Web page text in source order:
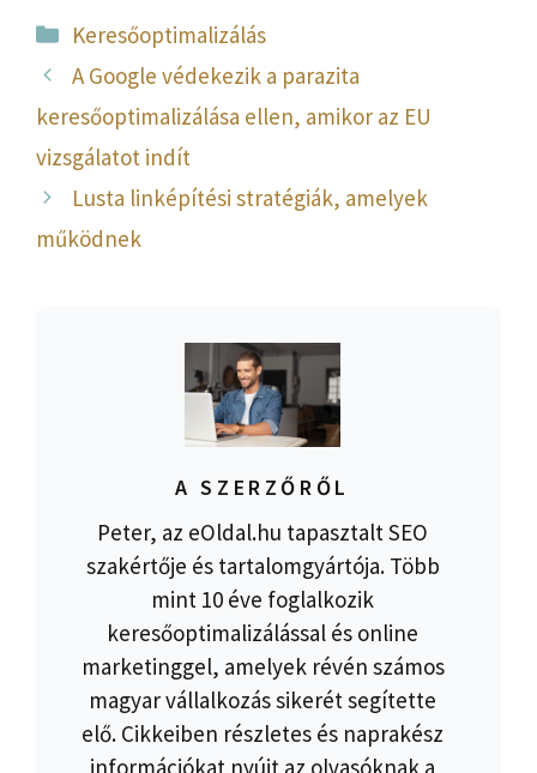
Kategória
Keresőoptimalizálás
A Google védekezik a parazita
keresőoptimalizálása ellen, amikor az EU
vizsgálatot indít
Lusta linképítési stratégiák, amelyek
működnek
A SZERZŐRŐL
Peter, az eOldal.hu tapasztalt SEO
szakértője és tartalomgyártója. Több
mint 10 éve foglalkozik
keresőoptimalizálással és online
marketinggel, amelyek révén számos
magyar vállalkozás sikerét segítette
elő. Cikkeiben részletes és naprakész
információkat nyújt az olvasóknak a